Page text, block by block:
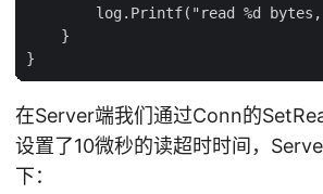
log.Printf("read %d
    }
在Server端我们通过Conn的
设置了10微秒的读超时时间，
下：